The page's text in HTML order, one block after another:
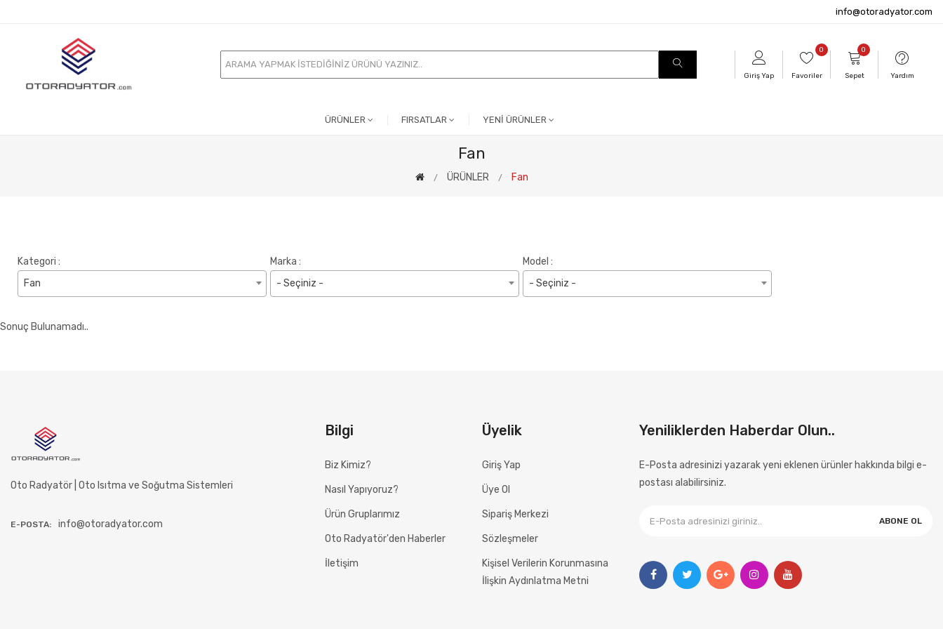
info@otoradyator.com
Giriş Yap Favoriler
0
Sepet
0
Yardım
ÜRÜNLER FIRSATLAR YENİ ÜRÜNLER
Fan
ÜRÜNLER Fan
Kategori :
Fan
Marka :
- Seçiniz -
Model :
- Seçiniz -
Sonuç Bulunamadı..
Oto Radyatör | Oto Isıtma ve Soğutma Sistemleri
E-POSTA: info@otoradyator.com
Bilgi
Biz Kimiz?
Nasıl Yapıyoruz?
Ürün Gruplarımız
Oto Radyatör'den Haberler
İletişim
Üyelik
Giriş Yap
Üye Ol
Sipariş Merkezi
Sözleşmeler
Kişisel Verilerin Korunmasına
İlişkin Aydınlatma Metni
Yeniliklerden Haberdar Olun..
E-Posta adresinizi yazarak yeni eklenen ürünler hakkında bilgi e-
postası alabilirsiniz.
ABONE OL